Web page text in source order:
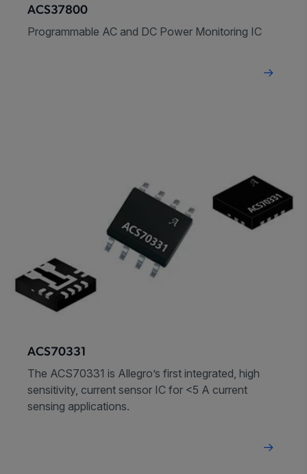
ACS37800
Programmable AC and DC Power Monitoring IC
ACS70331
The ACS70331 is Allegro’s first integrated, high
sensitivity, current sensor IC for <5 A current
sensing applications.